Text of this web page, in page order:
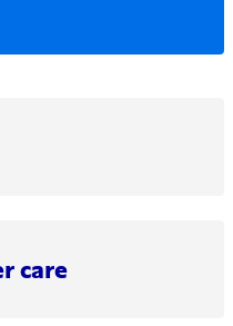
care